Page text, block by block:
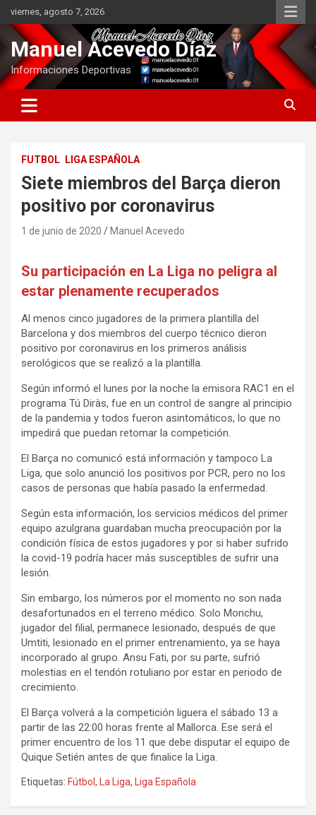
Saltar
contenido
viernes, agosto 7, 2026
Manuel Acevedo Díaz
Informaciones Deportivas
FUTBOL LIGA ESPAÑOLA
Siete miembros del Barça dieron
positivo por coronavirus
1 de junio de 2020 Manuel Acevedo
Su participación en La Liga no peligra al
estar plenamente recuperados
Al menos cinco jugadores de la primera plantilla del
Barcelona y dos miembros del cuerpo técnico dieron
positivo por coronavirus en los primeros análisis
serológicos que se realizó a la plantilla.
Según informó el lunes por la noche la emisora RAC1 en el
programa Tú Diràs, fue en un control de sangre al principio
de la pandemia y todos fueron asintomáticos, lo que no
impedirá que puedan retomar la competición.
El Barça no comunicó está información y tampoco La
Liga, que solo anunció los positivos por PCR, pero no los
casos de personas que había pasado la enfermedad.
Según esta información, los servicios médicos del primer
equipo azulgrana guardaban mucha preocupación por la
condición física de estos jugadores y por si haber sufrido
la covid-19 podría hacer más susceptibles de sufrir una
lesión.
Sin embargo, los números por el momento no son nada
desafortunados en el terreno médico. Solo Monchu,
jugador del filial, permanece lesionado, después de que
Umtiti, lesionado en el primer entrenamiento, ya se haya
incorporado al grupo. Ansu Fati, por su parte, sufrió
molestias en el tendón rotuliano por estar en periodo de
crecimiento.
El Barça volverá a la competición liguera el sábado 13 a
partir de las 22:00 horas frente al Mallorca. Ese será el
primer encuentro de los 11 que debe disputar el equipo de
Quique Setién antes de que finalice la Liga.
Etiquetas: Fútbol , La Liga, Liga Española